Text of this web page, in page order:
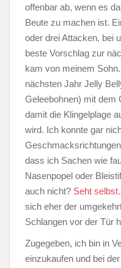
offenbar ab, wenn es
Beute zu machen ist.
oder drei Attacken, bei
beste Vorschlag zur
kam von meinem
nächsten Jahr Jelly
Geleebohnen) mit dem
damit die Klingelplage
wird. Ich konnte gar
dass ich Sachen wie
Nasenpopel oder
auch nicht? Seht
sich eher der
Schlangen vor der Tür
Zugegeben, ich bin in
einzukaufen und bei